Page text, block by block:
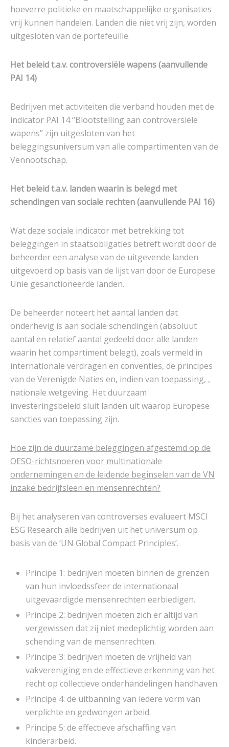
hoeverre politieke en maatschappelijke organisaties
vrij kunnen handelen. Landen die niet vrij zijn, worden
uitgesloten van de portefeuille.
Het beleid t.a.v. controversiële wapens (aanvullende
PAI 14)
Bedrijven met activiteiten die verband houden met de
indicator PAI 14 “Blootstelling aan controversiële
wapens” zijn uitgesloten van het
beleggingsuniversum van alle compartimenten van de
Vennootschap.
Het beleid t.a.v. landen waarin is belegd met
schendingen van sociale rechten (aanvullende PAI 16)
Wat deze sociale indicator met betrekking tot
beleggingen in staatsobligaties betreft wordt door de
beheerder een analyse van de uitgevende landen
uitgevoerd op basis van de lijst van door de Europese
Unie gesanctioneerde landen.
De beheerder noteert het aantal landen dat
onderhevig is aan sociale schendingen (absoluut
aantal en relatief aantal gedeeld door alle landen
waarin het compartiment belegt), zoals vermeld in
internationale verdragen en conventies, de principes
van de Verenigde Naties en, indien van toepassing, ,
nationale wetgeving. Het duurzaam
investeringsbeleid sluit landen uit waarop Europese
sancties van toepassing zijn.
Hoe zijn de duurzame beleggingen afgestemd op de
OESO-richtsnoeren voor multinationale
ondernemingen en de leidende beginselen van de VN
inzake bedrijfsleen en mensenrechten?
Bij het analyseren van controverses evalueert MSCI
ESG Research alle bedrijven uit het universum op
basis van de ‘UN Global Compact Principles’.
Principe 1: bedrijven moeten binnen de grenzen
van hun invloedssfeer de internationaal
uitgevaardigde mensenrechten eerbiedigen.
Principe 2: bedrijven moeten zich er altijd van
vergewissen dat zij niet medeplichtig worden aan
schending van de mensenrechten.
Principe 3: bedrijven moeten de vrijheid van
vakvereniging en de effectieve erkenning van het
recht op collectieve onderhandelingen handhaven.
Principe 4: de uitbanning van iedere vorm van
verplichte en gedwongen arbeid.
Principe 5: de effectieve afschaffing van
kinderarbeid.